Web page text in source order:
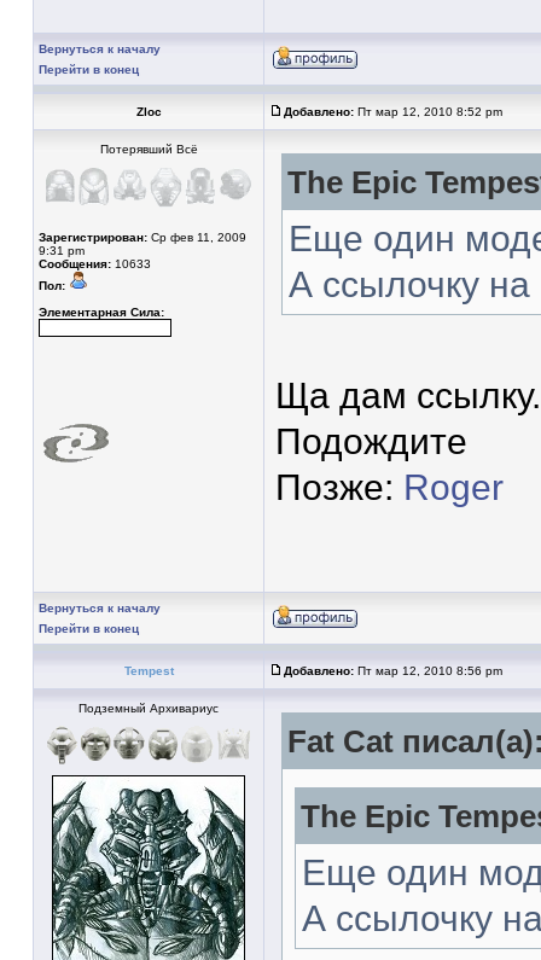
Вернуться к началу
Перейти в конец
Zloc Добавлено: Пт мар 12, 2010 8:52 pm
Потерявший Всё
Зарегистрирован: Ср фев 11, 2009
9:31 pm
Сообщения: 10633
Пол:
Элементарная Сила:
The Epic
Еще один
А ссылочку
Ща дам
Подождите
Позже: Roger
Вернуться к началу
Перейти в конец
Tempest Добавлено: Пт мар 12, 2010 8:56 pm
Подземный Архивариус
Fat Cat
The Epic
Еще один
А ссылочку